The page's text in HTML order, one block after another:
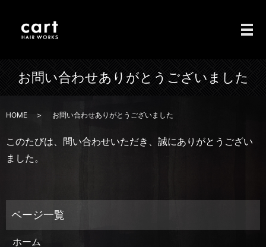
メ
お問い合わせありがとうございました
HOME お問い合わせありがとうございました
このたびは、問い合わせいただき、誠にありがとうござい
ました。
ホーム